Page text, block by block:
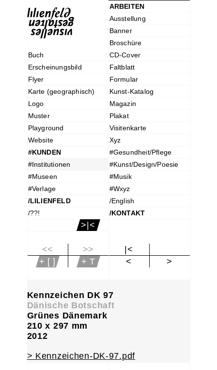
ARBEITEN
Ausstellung
Banner
Broschüre
Buch
CD-Cover
Erscheinungsbild
Faltblatt
Flyer
Formular
Karte (geographisch)
Kunst-Katalog
Logo
Magazin
Muster
Plakat
Playground
Visitenkarte
Website
Xyz
#KUNDEN
#Gesundheit/Pflege
#Institutionen
#Kunst/Design/Poesie
#Museen
#Musik
#Verlage
#Wxyz
/LILIENFELD
/English
/??!
/KONTAKT
>|<
<<
>>
+ [ ]
+ T
|<
<
>
Kennzeichen DK 97
Dänische Botschaft
Grünes Dänemark
210 x 297 mm
2012
> Kennzeichen-DK-97.pdf